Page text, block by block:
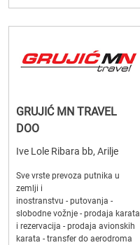
GRUJIĆ MN TRAVEL
DOO
Ive Lole Ribara bb, Arilje
Sve vrste prevoza putnika u
zemlji i
inostranstvu - putovanja -
slobodne vožnje - prodaja karata
i rezervacija - prodaja avionskih
karata - transfer do aerodroma